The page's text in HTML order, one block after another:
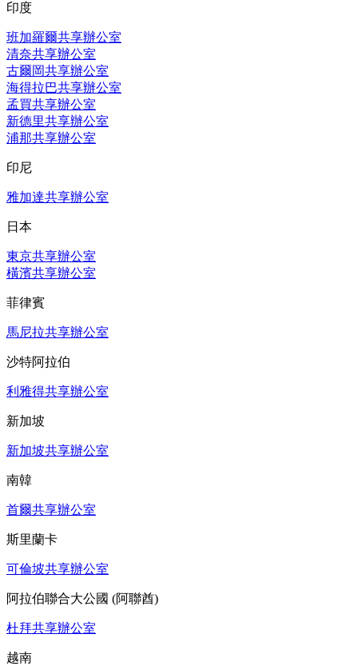
印度
班加羅爾共享辦公室
清奈共享辦公室
古爾岡共享辦公室
海得拉巴共享辦公室
孟買共享辦公室
新德里共享辦公室
浦那共享辦公室
印尼
雅加達共享辦公室
日本
東京共享辦公室
橫濱共享辦公室
菲律賓
馬尼拉共享辦公室
沙特阿拉伯
利雅得共享辦公室
新加坡
新加坡共享辦公室
南韓
首爾共享辦公室
斯里蘭卡
可倫坡共享辦公室
阿拉伯聯合大公國 (阿聯酋)
杜拜共享辦公室
越南